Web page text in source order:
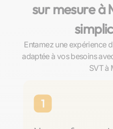
sur mesure à
Entamez une expérience
adaptée à vos besoins
SVT à
1